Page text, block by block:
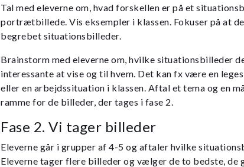
Tal med eleverne om, hvad forskellen er på et
portrætbillede. Vis eksempler i klassen. Fokuser på at
begrebet situationsbilleder.
Brainstorm med eleverne om, hvilke situationsbilleder
interessante at vise og til hvem. Det kan fx være en
eller en arbejdssituation i klassen. Aftal et tema og en
ramme for de billeder, der tages i fase 2.
Fase 2. Vi tager billeder
Eleverne går i grupper af 4-5 og aftaler hvilke
Eleverne tager flere billeder og vælger de to bedste, de